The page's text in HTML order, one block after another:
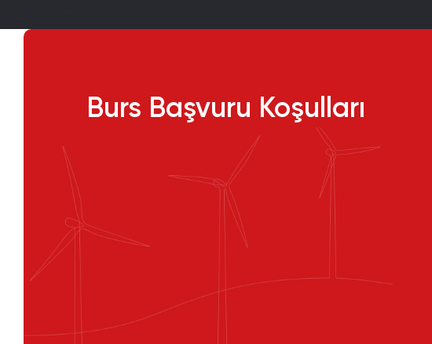
Burs Başvuru Koşulları